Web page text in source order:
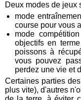
Deux modes de jeux
mode
course pour vous
mode
objectifs en
poissons à
vous pouvez
perdez une vie et
Certaines parties
plus vite), d'autres